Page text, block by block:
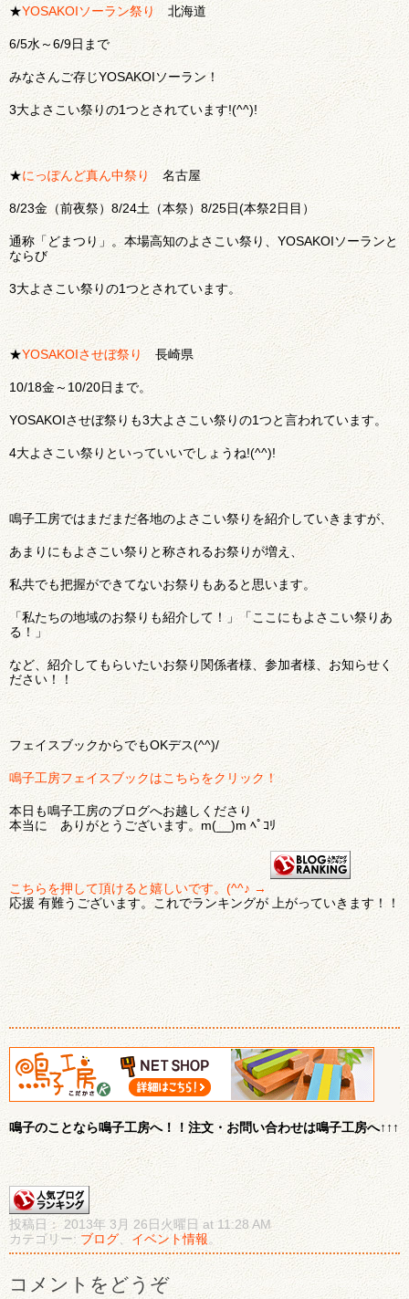
★YOSAKOIソーラン祭り 北海道
6/5水～6/9日まで
みなさんご存じYOSAKOIソーラン！
3大よさこい祭りの1つとされています!(^^)!
★にっぽんど真ん中祭り 名古屋
8/23金（前夜祭）8/24土（本祭）8/25日(本祭2日目）
通称「どまつり」。本場高知のよさこい祭り、YOSAKOIソーランと
ならび
3大よさこい祭りの1つとされています。
★YOSAKOIさせぼ祭り 長崎県
10/18金～10/20日まで。
YOSAKOIさせぼ祭りも3大よさこい祭りの1つと言われています。
4大よさこい祭りといっていいでしょうね!(^^)!
鳴子工房ではまだまだ各地のよさこい祭りを紹介していきますが、
あまりにもよさこい祭りと称されるお祭りが増え、
私共でも把握ができてないお祭りもあると思います。
「私たちの地域のお祭りも紹介して！」「ここにもよさこい祭りあ
る！」
など、紹介してもらいたいお祭り関係者様、参加者様、お知らせく
ださい！！
フェイスブックからでもOKデス(^^)/
鳴子工房フェイスブックはこちらをクリック！
本日も鳴子工房のブログへお越しくださり
本当に ありがとうございます。m(__)m ﾍﾟｺﾘ
こちらを押して頂けると嬉しいです。(^^♪ →
応援 有難うございます。これでランキングが 上がっていきます！！
鳴子のことなら鳴子工房へ！！注文・お問い合わせは鳴子工房へ↑↑↑
投稿日： 2013年 3月 26日火曜日 at 11:28 AM
カテゴリー: ブログ、 イベント情報。
コメントをどうぞ